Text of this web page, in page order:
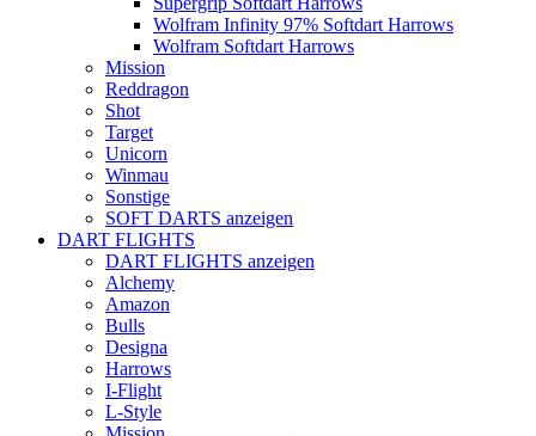
Wolfram Infinity 97% Softdart Harrows
Wolfram Softdart Harrows
Mission
Reddragon
Shot
Target
Unicorn
Winmau
Sonstige
SOFT DARTS anzeigen
DART FLIGHTS
DART FLIGHTS anzeigen
Alchemy
Amazon
Bulls
Designa
Harrows
I-Flight
L-Style